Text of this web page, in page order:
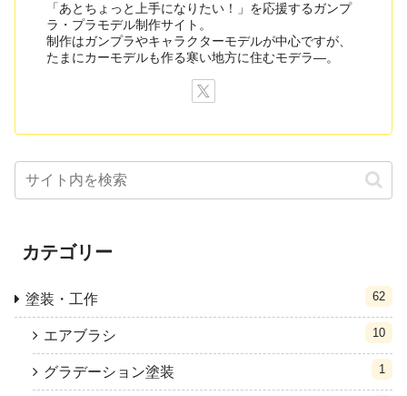
「あとちょっと上手になりたい！」を応援するガンプ
ラ・プラモデル制作サイト。
制作はガンプラやキャラクターモデルが中心ですが、
たまにカーモデルも作る寒い地方に住むモデラ―。
カテゴリー
塗装・工作 62
エアブラシ 10
グラデーション塗装 1